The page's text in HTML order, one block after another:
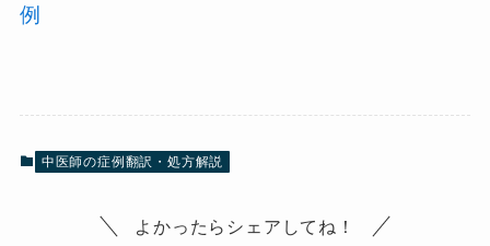
例
中医師の症例翻訳・処方解説
よかったらシェアしてね！